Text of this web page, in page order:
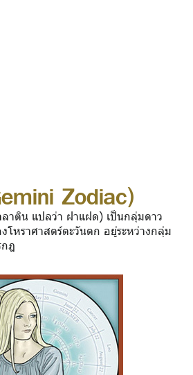
Zodiac)
าติน แปลว่า ฝาแฝด) เป็นกลุ่มดาว
โหราศาสตร์ตะวันตก อยู่ระหว่างกลุ่ม
ฎ